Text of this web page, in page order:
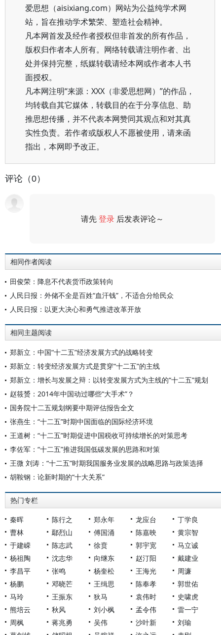
爱思想（aisixiang.com）网站为公益纯学术网
站，旨在推动学术繁荣、塑造社会精神。
凡本网首发及经作者授权但非首发的所有作品，
版权归作者本人所有。网络转载请注明作者、出
处并保持完整，纸媒转载请经本网或作者本人书
面授权。
凡本网注明“来源：XXX（非爱思想网）”的作品，
均转载自其它媒体，转载目的在于分享信息、助
推思想传播，并不代表本网赞同其观点和对其真
实性负责。若作者或版权人不愿被使用，请来函
指出，本网即予改正。
评论（0）
请先登录 后发表评论～
相同作者阅读
田俊荣：降息不代表货币政策转向
人民日报：外储不全是百姓“血汗钱”，不适合分给民众
人民日报：以更大决心和勇气推进改革开放
相同主题阅读
郑新立：中国“十二五”经济发展方式的战略转变
郑新立：转变经济发展方式是贯穿“十二五”的主线
郑新立：增长与发展之辩：以转变发展方式为主线的“十二五”规划
赵筱赟：2014年中国动过哪些“大手术”？
国务院十二五规划纲要中期评估报告全文
张燕生：“十二五”时期中国面临的国际经济环境
王道树：“十二五”时期促进中国税收可持续增长的对策思考
李佐军：“十二五”推进我国低碳发展的思路和对策
王微 刘涛：“十二五”时期我国服务业发展的战略思路与政策选择
胡鞍钢：论新时期的“十大关系”
热门专栏
秦晖 陈行之 郑永年 龙应台
丁学良
曹林
鄢烈山 傅国涌 陈嘉映
黄宗智
于建嵘
陈志武 徐贲 郭宇宽
马立诚
杨祖陶
沈志华 向继东 赵汀阳
戴建业
李昌平
张鸣 杨奎松 王海光
周濂
杨鹏
邓晓芒 王缉思 陈奉孝
郭世佑
马玲
王振东 狄马 袁伟时
史啸虎
熊培云
秋风 刘小枫 孟令伟
雷一宁
周枫
蒋兆勇 吴伟 沙叶新
刘瑜